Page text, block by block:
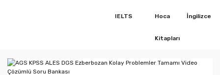
IELTS Hoca
Kitapları
İngilizce